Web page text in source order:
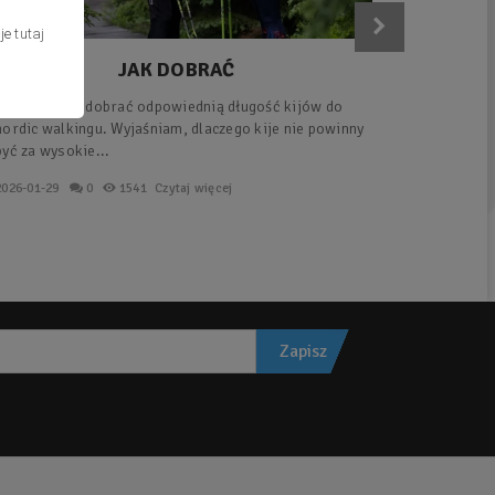
JAK DOBRAĆ
KIJÓW DO NORDIC
WALKINGU?
Sprawdź, jak dobrać odpowiednią długość kijów do
walkingu. Wyjaśniam, dlaczego kije nie powinny
za wysokie...
01-29 0 1541 Czytaj więcej
Zapisz
tutaj